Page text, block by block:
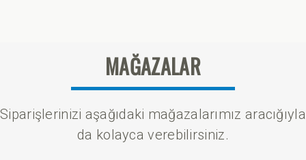
MAĞAZALAR
Siparişlerinizi aşağıdaki mağazalarımız aracığıyla
da kolayca verebilirsiniz.